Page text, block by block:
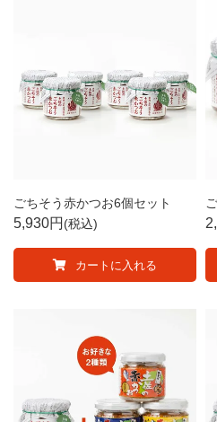
ごちそう赤かつお6個セット
5,930 税込
カートに入れる